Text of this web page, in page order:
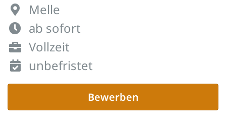
Melle
ab sofort
Vollzeit
unbefristet
Bewerben